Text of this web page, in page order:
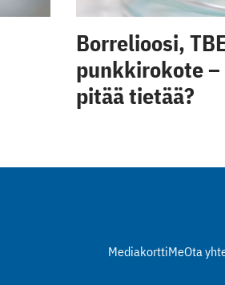
Borrelioosi,
punkkirokote
pitää tietää?
MediakorttiMeOta